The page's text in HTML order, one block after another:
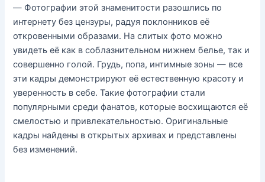
— Фотографии этой знаменитости разошлись по
интернету без цензуры, радуя поклонников её
откровенными образами. На слитых фото можно
увидеть её как в соблазнительном нижнем белье, так и
совершенно голой. Грудь, попа, интимные зоны — все
эти кадры демонстрируют её естественную красоту и
уверенность в себе. Такие фотографии стали
популярными среди фанатов, которые восхищаются её
смелостью и привлекательностью. Оригинальные
кадры найдены в открытых архивах и представлены
без изменений.